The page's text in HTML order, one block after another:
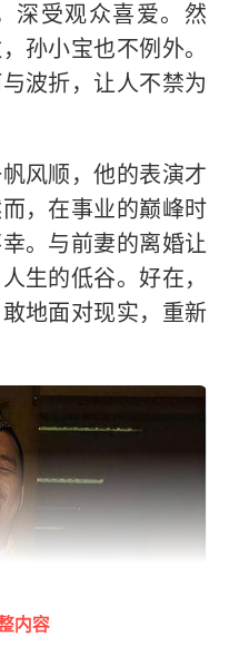
深受观众喜爱。然
孙小宝也不例外。
波折，让人不禁为
风顺，他的表演才
，在事业的巅峰时
。与前妻的离婚让
生的低谷。好在，
地面对现实，重新
内容